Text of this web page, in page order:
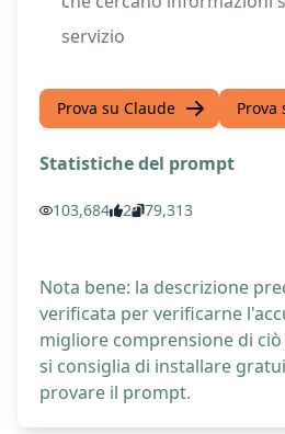
servizio
Prova su Claude Prova
Statistiche del prompt
103,684 2 79,313
Nota bene: la descrizione
verificata per verificarne
migliore comprensione di
si consiglia di installare
provare il prompt.